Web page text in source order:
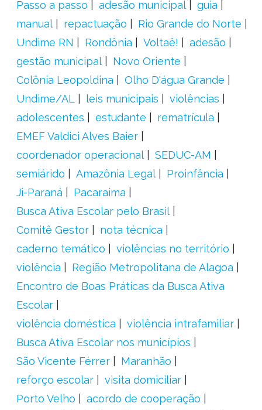
Passo a passo
adesão municipal
guia
manual
repactuação
Rio Grande do Norte
Undime RN
Rondônia Voltaê!
adesão
gestão municipal
Novo Oriente
Colônia Leopoldina
Olho D'água Grande
Undime/AL
leis municipais
violências
adolescentes
estudante
rematrícula
EMEF Valdici Alves Baier
coordenador operacional
SEDUC-AM
semiárido
Amazônia Legal
Proinfância
Ji-Paraná
Pacaraima
Busca Ativa Escolar pelo Brasil
Comitê Gestor
nota técnica
caderno temático
violências no território
violência
Região Metropolitana de Alagoa
Encontro de Boas Práticas da Busca Ativa
Escolar
violência doméstica
violência intrafamiliar
Busca Ativa Escolar nos municípios
São Vicente Férrer
Maranhão
reforço escolar
visita domiciliar
Porto Velho
acordo de cooperação